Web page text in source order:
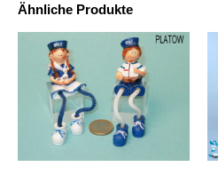
Ähnliche Produkte